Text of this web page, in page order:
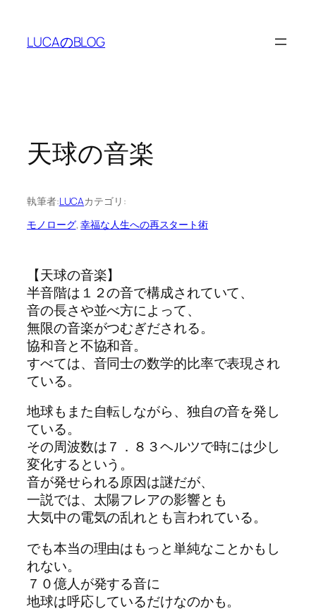
LUCAのBLOG
天球の音楽
執筆者:LUCAカテゴリ:
モノローグ, 幸福な人生への再スタート術
【天球の音楽】
半音階は１２の音で構成されていて、
音の長さや並べ方によって、
無限の音楽がつむぎだされる。
協和音と不協和音。
すべては、音同士の数学的比率で表現され
ている。
地球もまた自転しながら、独自の音を発し
ている。
その周波数は７．８３ヘルツで時には少し
変化するという 。
音が発せられる原因は謎だが、
一説では、太陽フレアの影響とも
大気中の電気の乱れとも言われている。
でも本当の理由はもっと単純なことかもし
れない。
７０億人が発する音に
地球は呼応しているだけなのかも。